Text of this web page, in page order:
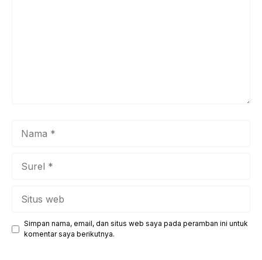
Simpan nama, email, dan situs web saya pada peramban ini untuk
komentar saya berikutnya.